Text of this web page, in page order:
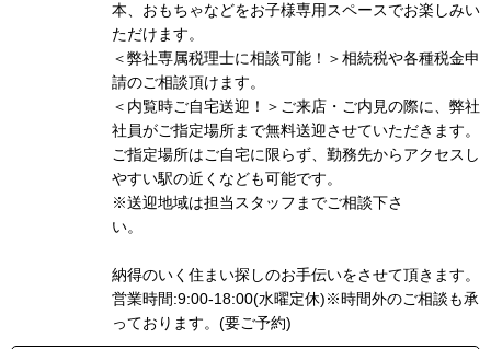
本、おもちゃなどをお子様専用スペースでお楽しみい
ただけます。
＜弊社専属税理士に相談可能！＞相続税や各種税金申
請のご相談頂けます。
＜内覧時ご自宅送迎！＞ご来店・ご内見の際に、弊社
社員がご指定場所まで無料送迎させていただきます。
ご指定場所はご自宅に限らず、勤務先からアクセスし
やすい駅の近くなども可能です。
※送迎地域は担当スタッフまでご相談下さ
い
納得のいく住まい探しのお手伝いをさせて頂きます。
営業時間:9:00-18:00(水曜定休)※時間外のご相談も承
っております。(要ご予約)